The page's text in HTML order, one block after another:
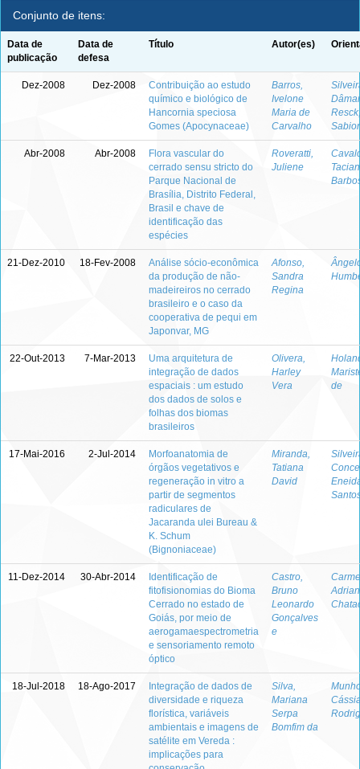
Conjunto de itens:
Data de
publicação
Data de
defesa
Título Autor(es)
Dez-2008 Dez-2008
Contribuição ao estudo
químico e biológico de
Hancornia speciosa
Gomes (Apocynaceae)
Barros,
Ivelone
Maria de
Carvalho
Abr-2008 Abr-2008
Flora vascular do
cerrado sensu stricto do
Parque Nacional de
Brasília, Distrito Federal,
Brasil e chave de
identificação das
espécies
Roveratti,
Juliene
21-Dez-2010 18-Fev-2008
Análise sócio-econômica
da produção de não-
madeireiros no cerrado
brasileiro e o caso da
cooperativa de pequi em
Japonvar, MG
Afonso,
Sandra
Regina
22-Out-2013 7-Mar-2013
Uma arquitetura de
integração de dados
espaciais : um estudo
dos dados de solos e
folhas dos biomas
brasileiros
Olivera,
Harley
Vera
de
17-Mai-2016 2-Jul-2014
Morfoanatomia de
órgãos vegetativos e
regeneração in vitro a
partir de segmentos
radiculares de
Jacaranda ulei Bureau &
K. Schum
(Bignoniaceae)
Miranda,
Tatiana
David
11-Dez-2014 30-Abr-2014
Identificação de
fitofisionomias do Bioma
Cerrado no estado de
Goiás, por meio de
aerogamaespectrometria
e sensoriamento remoto
óptico
Castro,
Bruno
Leonardo
Gonçalves
e
18-Jul-2018 18-Ago-2017
Integração de dados de
diversidade e riqueza
florística, variáveis
ambientais e imagens de
satélite em Vereda :
implicações para
Silva,
Mariana
Serpa
Bomfim da